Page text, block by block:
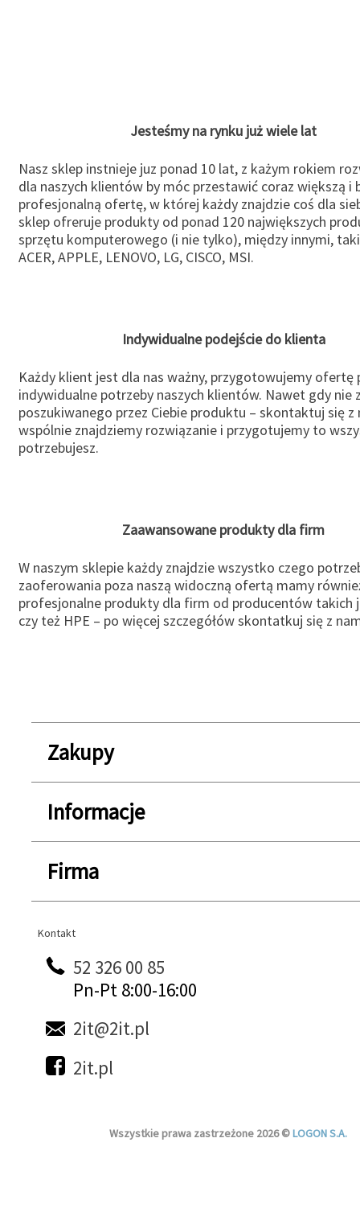
Jesteśmy na rynku już wiele lat
Nasz sklep instnieje juz ponad 10 lat, z każym rokiem
dla naszych klientów by móc przestawić coraz większą i
profesjonalną ofertę, w której każdy znajdzie coś dla
sklep ofreruje produkty od ponad 120 największych
sprzętu komputerowego (i nie tylko), między innymi,
ACER, APPLE, LENOVO, LG, CISCO, MSI.
Indywidualne podejście do klienta
Każdy klient jest dla nas ważny, przygotowujemy ofertę
indywidualne potrzeby naszych klientów. Nawet gdy nie
poszukiwanego przez Ciebie produktu – skontaktuj się z
wspólnie znajdziemy rozwiązanie i przygotujemy to
potrzebujesz.
Zaawansowane produkty dla firm
W naszym sklepie każdy znajdzie wszystko czego
zaoferowania poza naszą widoczną ofertą mamy
profesjonalne produkty dla firm od producentów takich
czy też HPE – po więcej szczegółów skontatkuj się z
Zakupy
Informacje
Firma
Kontakt
Kontakt
52 326 00 85
Pn-Pt 8:00-16:00
2it@2it.pl
2it.pl
Wszystkie prawa zastrzeżone 2026 ©LOGON S.A.